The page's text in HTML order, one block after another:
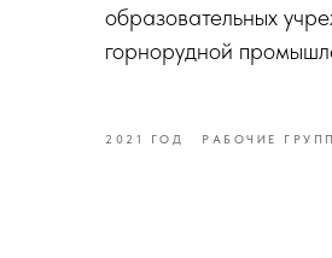
образовательных
горнорудной
2021 ГОД РАБОЧИЕ